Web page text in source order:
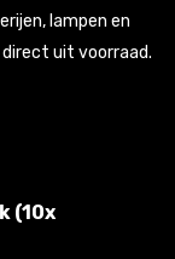
lampen en
direct uit voorraad.
(10x